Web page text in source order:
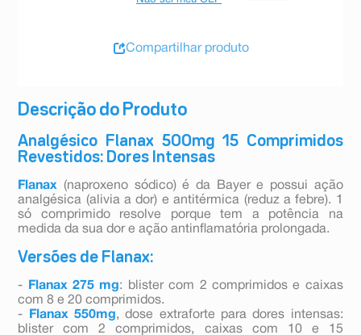
Descrição do Produto
Analgésico Flanax 500mg 15 Comprimidos
Revestidos: Dores Intensas
Flanax (naproxeno sódico) é da Bayer e possui ação
analgésica (alivia a dor) e antitérmica (reduz a febre). 1
só comprimido resolve porque tem a potência na
medida da sua dor e ação antinflamatória prolongada.
Versões de Flanax:
- Flanax 275 mg: blister com 2 comprimidos e caixas
com 8 e 20 comprimidos.
-
Flanax 550mg, dose extraforte para dores intensas:
blister com 2 comprimidos, caixas com 10 e 15
Compartilhar produto